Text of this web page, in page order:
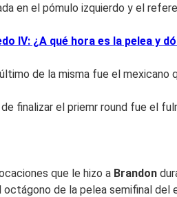
en el pómulo izquierdo y el
IV: ¿A qué hora es la pelea y
de la misma fue el
finalizar el priemr round fue el
que le hizo a Brandon
de la pelea semifinal del